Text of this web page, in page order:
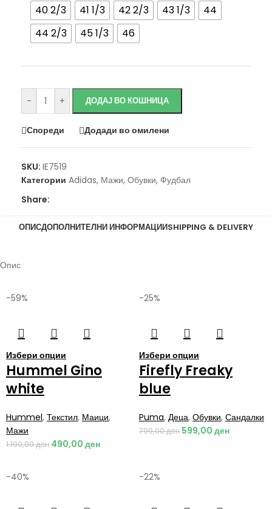
40 2/3 41 1/3 42 2/3 43 1/3
44
44 2/3
45 1/3 46
- + ДОДАЈ ВО КОШНИЦА
Спореди Додади во омилени
SKU: IE7519
Категории Adidas, Мажи, Обувки, Фудбал
Share:
ОПИСДОПОЛНИТЕЛНИ ИНФОРМАЦИИSHIPPING & DELIVERY
Опис
-59%
Избери опции
Hummel Gino
white
Hummel, Текстил, Маици,
Мажи
1.190,00ден 490,00 ден
-25%
Избери опции
Firefly Freaky
blue
Puma, Деца, Обувки, Сандалки
799,00ден 599,00 ден
-40% -22%